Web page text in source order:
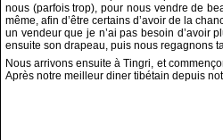
nous (parfois trop), pour nous vendre de
même, afin d’être certains d’avoir de la
un vendeur que je n’ai pas besoin d’avoir
ensuite son drapeau, puis nous regagnons
Nous arrivons ensuite à Tingri, et
Après notre meilleur diner tibétain depuis